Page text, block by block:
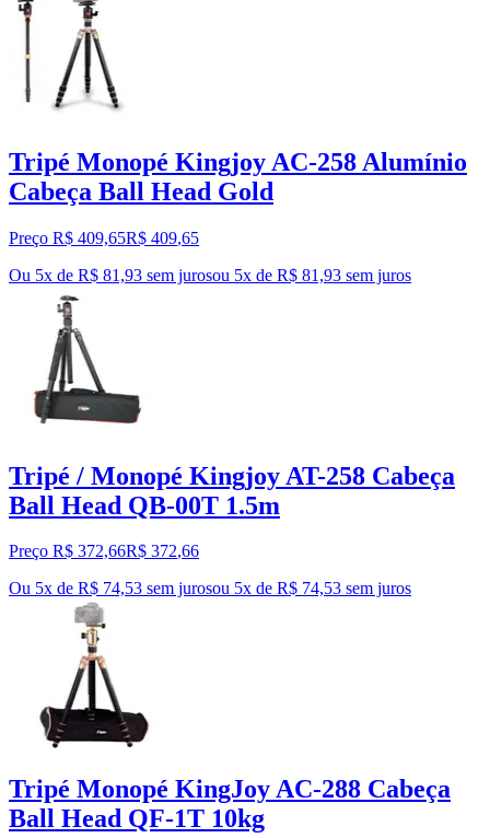
Tripé Monopé Kingjoy AC-258 Alumínio
Cabeça Ball Head Gold
Preço R$ 409,65R$ 409,65
Ou 5x de R$ 81,93 sem jurosou 5x de R$ 81,93 sem juros
Tripé / Monopé Kingjoy AT-258 Cabeça
Ball Head QB-00T 1.5m
Preço R$ 372,66R$ 372,66
Ou 5x de R$ 74,53 sem jurosou 5x de R$ 74,53 sem juros
Tripé Monopé KingJoy AC-288 Cabeça
Ball Head QF-1T 10kg